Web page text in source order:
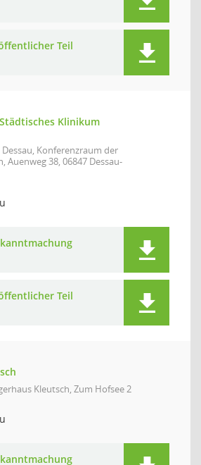
Teil
Klinikum
Konferenzraum der
38, 06847 Dessau-
Teil
Kleutsch, Zum Hofsee 2